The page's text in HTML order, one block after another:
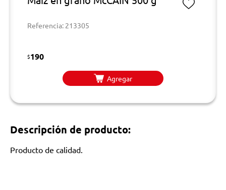
Referencia: 213305
$190
Agregar
Descripción de producto:
Producto de calidad.